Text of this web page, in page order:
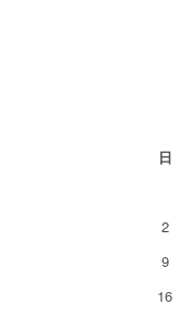
日
2
9
16